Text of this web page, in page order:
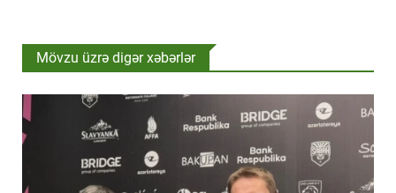
Mövzu üzrə digər xəbərlər